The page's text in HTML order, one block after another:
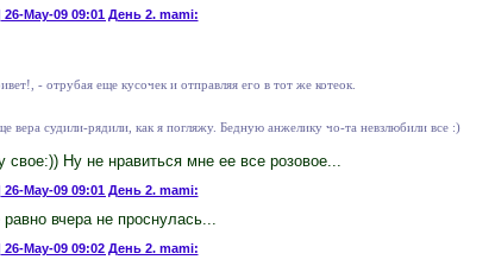
26-May-09 09:01 День 2. mami:
- отрубая еще кусочек и отправляя его в тот же котеок.
вера судили-рядили, как я погляжу. Бедную анжелику чо-та невзлюбили все :)
свое:)) Ну не нравиться мне ее все розовое...
26-May-09 09:01 День 2. mami:
вчера не проснулась...
26-May-09 09:02 День 2. mami: